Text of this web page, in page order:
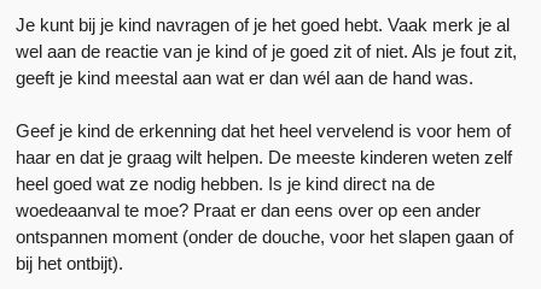
Je kunt bij je kind navragen of je het goed hebt. Vaak merk je al
wel aan de reactie van je kind of je goed zit of niet. Als je fout zit,
geeft je kind meestal aan wat er dan wél aan de hand was.
Geef je kind de erkenning dat het heel vervelend is voor hem of
haar en dat je graag wilt helpen. De meeste kinderen weten zelf
heel goed wat ze nodig hebben. Is je kind direct na de
woedeaanval te moe? Praat er dan eens over op een ander
ontspannen moment (onder de douche, voor het slapen gaan of
bij het ontbijt).